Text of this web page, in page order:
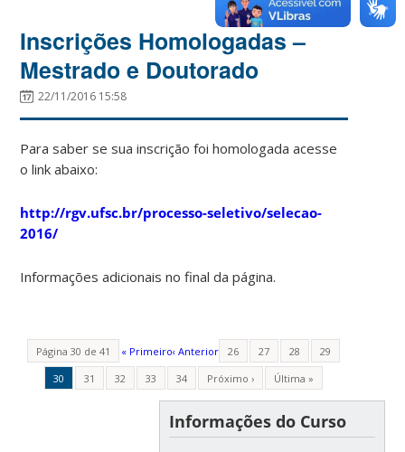
Inscrições Homologadas –
Mestrado e Doutorado
22/11/2016 15:58
Para saber se sua inscrição foi homologada acesse
o link abaixo:
http://rgv.ufsc.br/processo-seletivo/selecao-
2016/
Informações adicionais no final da página.
Página 30 de 41 « Primeiro‹ Anterior 26 27 28
29
30
31 32 33 34 Próximo › Última »
Informações do Curso